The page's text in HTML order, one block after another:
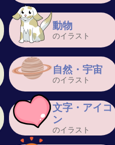
動物
のイラスト
自然・宇宙
のイラスト
文字・アイコ
ン
のイラスト